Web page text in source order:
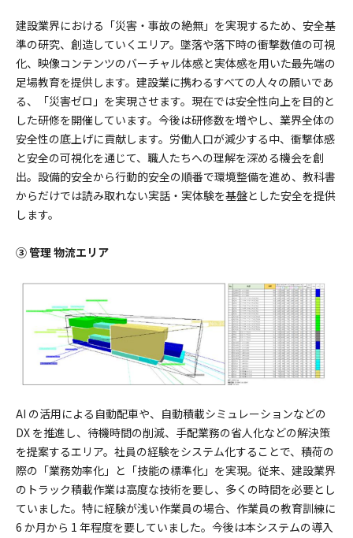
建設業界における「災害・事故の絶無」を実現するため、安全基
準の研究、創造していくエリア。墜落や落下時の衝撃数値の可視
化、映像コンテンツのバーチャル体感と実体感を用いた最先端の
足場教育を提供します。建設業に携わるすべての人々の願いであ
る、「災害ゼロ」を実現させます。現在では安全性向上を目的と
した研修を開催しています。今後は研修数を増やし、業界全体の
安全性の底上げに貢献します。労働人口が減少する中、衝撃体感
と安全の可視化を通じて、職人たちへの理解を深める機会を創
出。設備的安全から行動的安全の順番で環境整備を進め、教科書
からだけでは読み取れない実話・実体験を基盤とした安全を提供
します。
③ 管理 物流エリア
AI の活用による自動配車や、自動積載シミュレーションなどの
DX を推進し、待機時間の削減、手配業務の省人化などの解決策
を提案するエリア。社員の経験をシステム化することで、積荷の
際の「業務効率化」と「技能の標準化」を実現。従来、建設業界
のトラック積載作業は高度な技術を要し、多くの時間を必要とし
ていました。特に経験が浅い作業員の場合、作業員の教育訓練に
6 か月から 1 年程度を要していました。今後は本システムの導入